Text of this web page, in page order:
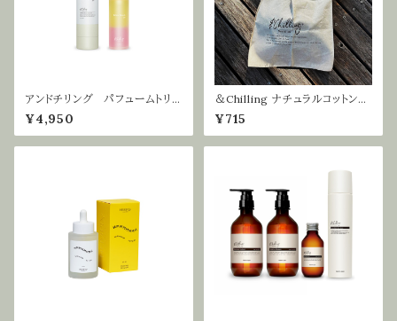
アンドチリング パフュームトリー
トメントイエロービーチgM. 75m
l | ヘアケア ヘアオイル ボデ
ィケア ハンドケア アウトバス
¥4,950
＆Chilling ナチュラルコットンマ
ルシェバッグ
¥715